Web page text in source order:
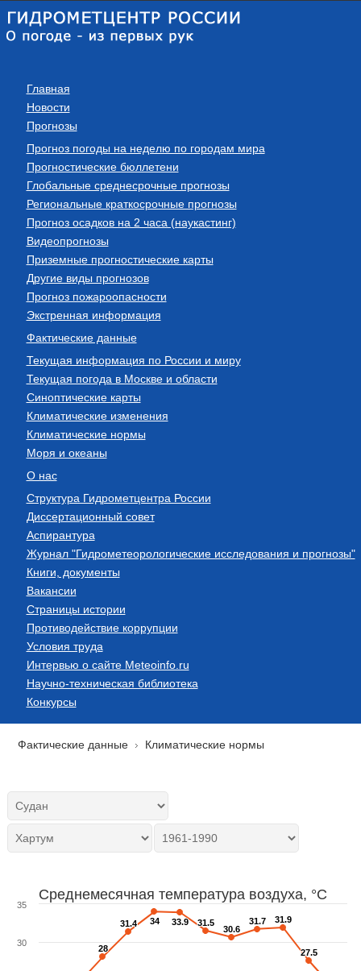
Главная
Новости
Прогнозы
Прогноз погоды на неделю по городам мира
Прогностические бюллетени
Глобальные среднесрочные прогнозы
Региональные краткосрочные прогнозы
Прогноз осадков на 2 часа (наукастинг)
Видеопрогнозы
Приземные прогностические карты
Другие виды прогнозов
Прогноз пожароопасности
Экстренная информация
Фактические данные
Текущая информация по России и миру
Текущая погода в Москве и области
Синоптические карты
Климатические изменения
Климатические нормы
Моря и океаны
О нас
Структура Гидрометцентра России
Диссертационный совет
Аспирантура
Журнал "Гидрометеорологические исследования и прогнозы"
Книги, документы
Вакансии
Страницы истории
Противодействие коррупции
Условия труда
Интервью о сайте Meteoinfo.ru
Научно-техническая библиотека
Конкурсы
Фактические данные Климатические нормы
Среднемесячная температура воздуха, °C
28
28
31.4
31.4 34
34 33.9
33.9 31.5
31.5
30.6
30.6
31.7
31.7 31.9
31.9
27.5
27.5
30
35